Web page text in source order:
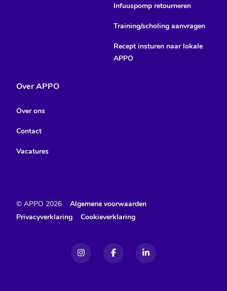
Infuuspomp retourneren
Training/scholing aanvragen
Recept insturen naar lokale
APPO
Over APPO
Over ons
Contact
Vacatures
© APPO 2026
Algemene voorwaarden
Privacyverklaring
Cookieverklaring